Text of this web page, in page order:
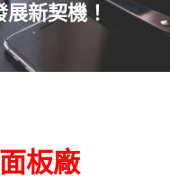
新契機！
板廠